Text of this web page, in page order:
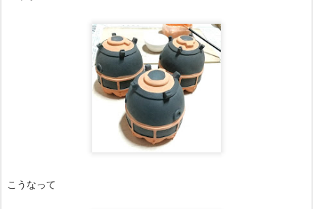
こうなって